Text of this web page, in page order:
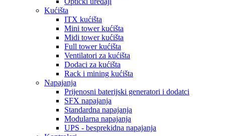
Kućišta
ITX kućišta
Mini tower kućišta
Midi tower kućišta
Full tower kućišta
Ventilatori za kućišta
Dodaci za kućišta
Rack i mining kućišta
Napajanja
Prijenosni baterijski generatori i dodatci
SFX napajanja
Standardna napajanja
Modularna napajanja
UPS - besprekidna napajanja